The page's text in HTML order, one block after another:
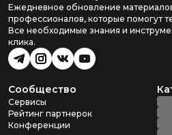
Ежедневное обновление
профессионалов, которые помогут
Все необходимые знания и
клика.
Сообщество
Сервисы
Рейтинг партнерок
Конференции